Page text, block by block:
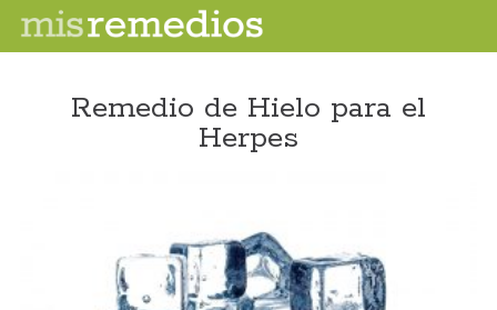
Remedio de Hielo para el
Herpes